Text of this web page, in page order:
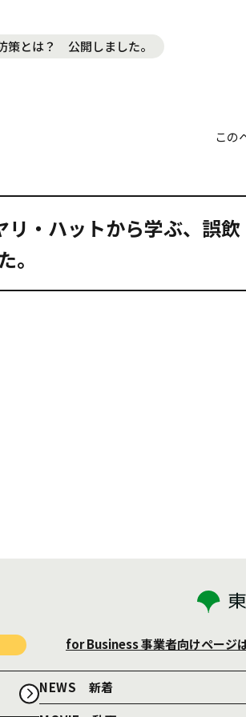
とは？ 公開しました。
この
・ハットから学ぶ、誤飲
for Business事業者向けページ
NEWS 新着